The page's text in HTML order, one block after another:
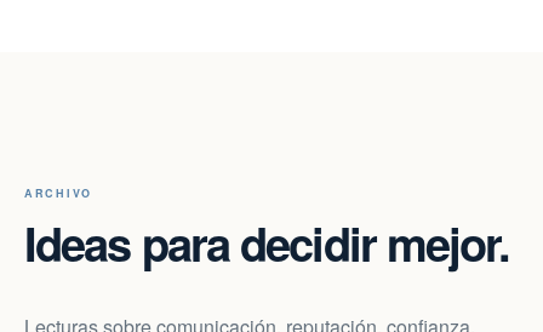
ARCHIVO
Ideas para decidir mejor.
Lecturas sobre comunicación, reputación, confianza,